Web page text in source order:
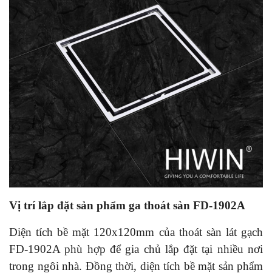
Vị trí lắp đặt sản phẩm ga thoát sàn FD-1902A
Diện tích bề mặt 120x120mm của thoát sàn lát gạch
FD-1902A phù hợp để gia chủ lắp đặt tại nhiều nơi
trong ngôi nhà. Đồng thời, diện tích bề mặt sản phẩm